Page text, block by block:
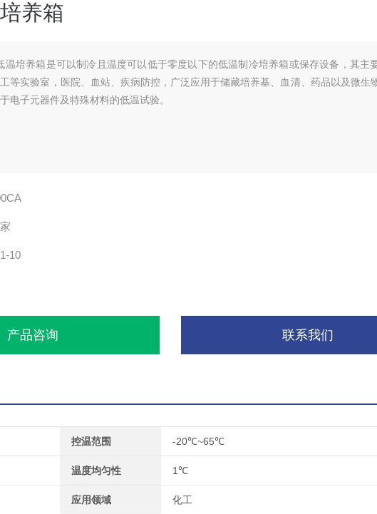
养箱
培养箱是可以制冷且温度可以低于零度以下的低温制冷培养箱或保存设备，其主
等实验室，医院、血站、疾病防控，广泛应用于储藏培养基、血清、药品以及微生
电子元器件及特殊材料的低温试验。
10
产品咨询 联系我们
控温范围 -20℃~65℃
温度均匀性 1℃
应用领域 化工